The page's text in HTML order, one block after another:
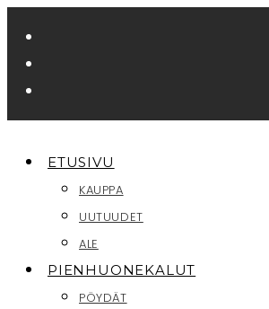
suoraan
sisältöön
ETUSIVU
KAUPPA
UUTUUDET
ALE
PIENHUONEKALUT
PÖYDÄT